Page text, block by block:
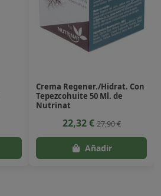
Crema Regener./Hidrat. Con
Tepezcohuite 50 Ml. de
Nutrinat
22,32 €27,90 €